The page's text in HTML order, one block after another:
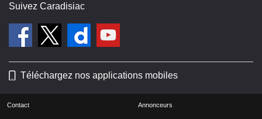
Suivez Caradisiac
Téléchargez nos applications mobiles
Contact Annonceurs